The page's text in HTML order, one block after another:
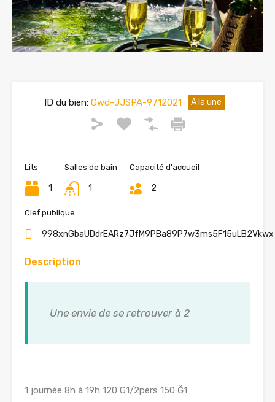
ID du bien: Gwd-JJSPA-9712021 A la une
Lits
1
Salles de bain
1
Capacité d'accueil
2
Clef publique
998xnGbaUDdrEARz7JfM9PBa89P7w3ms5F15uLB2Vkwx
Description
Une envie de se retrouver à 2
1 journée 8h à 19h 120 G1/2pers 150 Ğ1